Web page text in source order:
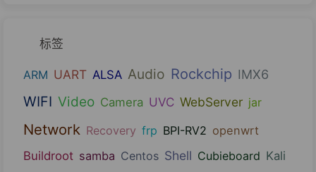
标签
ARM UART ALSA Audio Rockchip IMX6
WIFI Video Camera UVC WebServer jar
Network Recovery frp BPI-RV2 openwrt
Buildroot samba Centos Shell Cubieboard Kali